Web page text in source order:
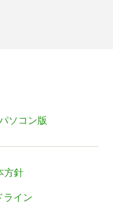
ソコン版
方針
ライン